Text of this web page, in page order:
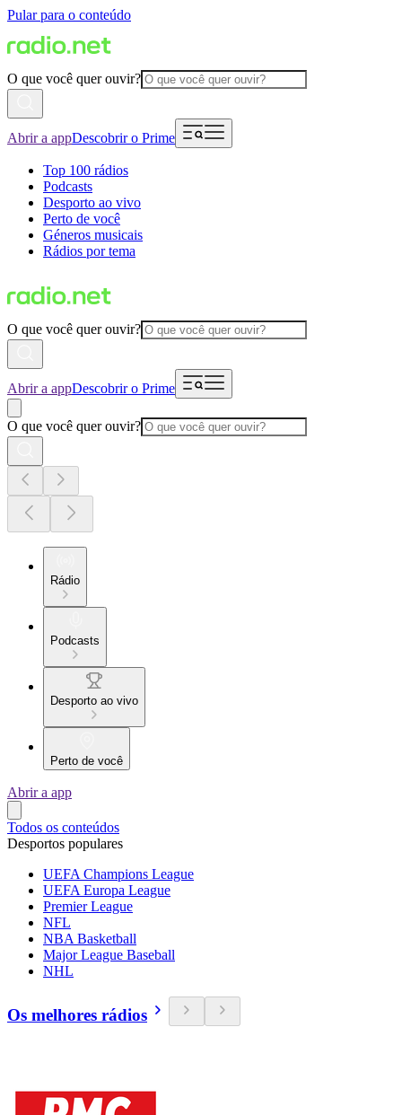
Pular para o conteúdo
O que você quer ouvir?
Abrir a appDescobrir o Prime
Top 100 rádios
Podcasts
Desporto ao vivo
Perto de você
Géneros musicais
Rádios por tema
O que você quer ouvir?
Abrir a appDescobrir o Prime
O que você quer ouvir?
Rádio
Podcasts
Desporto ao vivo
Perto de você
Abrir a app
Todos os conteúdos
Desportos populares
UEFA Champions League
UEFA Europa League
Premier League
NFL
NBA Basketball
Major League Baseball
NHL
Os melhores rádios